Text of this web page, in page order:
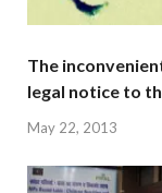
The
legal notice to
May 22, 2013